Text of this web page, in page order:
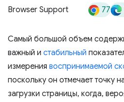
Browser Support 77
Самый большой объем
важный и стабильный
измерения воспринимаемой
поскольку он отмечает точку
загрузки страницы, когда,